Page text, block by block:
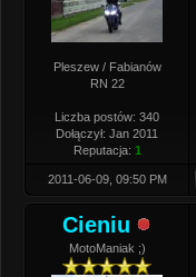
Pleszew / Fabianów
RN 22
Liczba postów: 340
Dołączył: Jan 2011
Reputacja: 1
2011-06-09, 09:50 PM
Cieniu
MotoManiak ;)